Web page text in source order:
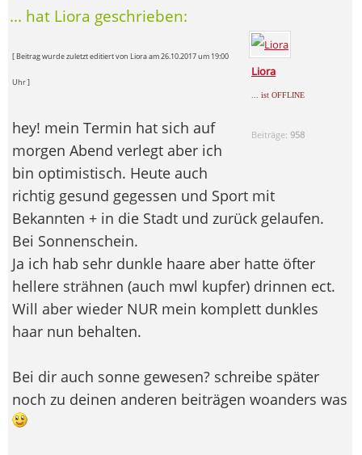
... hat Liora geschrieben:
Liora
... ist OFFLINE
Beiträge:958
[ Beitrag wurde zuletzt editiert von Liora am 26.10.2017 um 19:00
Uhr ]
hey! mein Termin hat sich auf
morgen Abend verlegt aber ich
bin optimistisch. Heute auch
richtig gesund gegessen und Sport mit
Bekannten + in die Stadt und zurück gelaufen.
Bei Sonnenschein.
Ja ich hab sehr dunkle haare aber hatte öfter
hellere strähnen (auch mwl kupfer) drinnen ect.
Will aber wieder NUR mein komplett dunkles
haar nun behalten.
Bei dir auch sonne gewesen? schreibe später
noch zu deinen anderen beiträgen woanders was